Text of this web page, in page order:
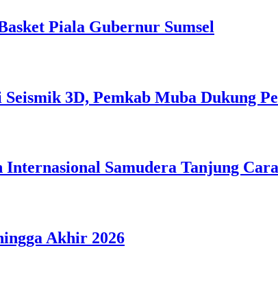
Piala Gubernur Sumsel
3D, Pemkab Muba Dukung
Samudera Tanjung
Akhir 2026